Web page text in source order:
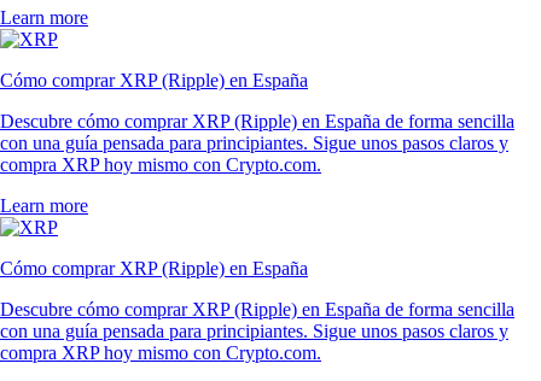
Learn more
Cómo comprar XRP (Ripple) en España
Descubre cómo comprar XRP (Ripple) en España de forma sencilla
con una guía pensada para principiantes. Sigue unos pasos claros y
compra XRP hoy mismo con Crypto.com.
Learn more
Cómo comprar XRP (Ripple) en España
Descubre cómo comprar XRP (Ripple) en España de forma sencilla
con una guía pensada para principiantes. Sigue unos pasos claros y
compra XRP hoy mismo con Crypto.com.